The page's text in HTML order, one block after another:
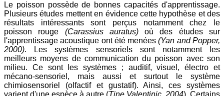
Le poisson possède de bonnes capacités d'apprentissage.
Plusieurs études mettent en évidence cette hypothèse et des
résultats intéressants sont perçus notamment chez le
poisson rouge (Carassius auratus)où des études sur
l'apprentissage acoustique ont été menées(Yan and Popper,
2000). Les systèmes sensoriels sont notamment les
meilleurs moyens de communication du poisson avec son
milieu. Ce sont les systèmes ; auditif, visuel, électro et
mécano-sensoriel, mais aussi et surtout le système
chimiosensoriel (olfactif et gustatif). Ainsi, ces systèmes